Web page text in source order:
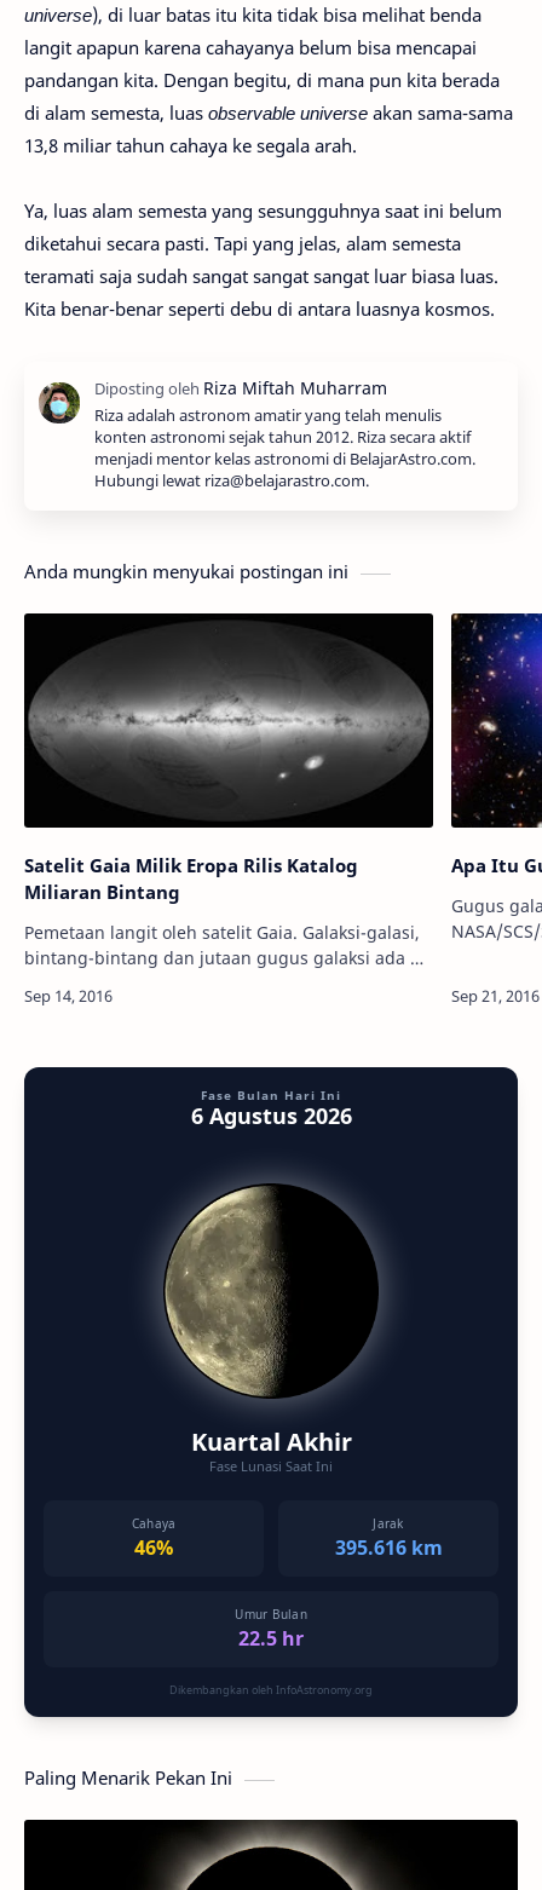
universe), di luar batas itu kita tidak bisa melihat benda
langit apapun karena cahayanya belum bisa mencapai
pandangan kita. Dengan begitu, di mana pun kita berada
di alam semesta, luas observable universe akan sama-sama
13,8 miliar tahun cahaya ke segala arah.
Ya, luas alam semesta yang sesungguhnya saat ini belum
diketahui secara pasti. Tapi yang jelas, alam semesta
teramati saja sudah sangat sangat sangat luar biasa luas.
Kita benar-benar seperti debu di antara luasnya kosmos.
Riza adalah astronom amatir yang telah menulis
konten astronomi sejak tahun 2012. Riza secara aktif
menjadi mentor kelas astronomi di BelajarAstro.com.
Hubungi lewat riza@belajarastro.com.
Anda mungkin menyukai postingan ini
Satelit Gaia Milik Eropa Rilis Katalog
Miliaran Bintang
Pemetaan langit oleh satelit Gaia. Galaksi-galasi,
bintang-bintang dan jutaan gugus galaksi ada di
waktu Indonesia, sate…
Apa Itu
Gugus
NASA/
sebag…
Fase Bulan Hari Ini
6 Agustus 2026
Kuartal Akhir
Fase Lunasi Saat Ini
Cahaya
46%
Jarak
395.616 km
Umur Bulan
22.5 hr
Dikembangkan oleh InfoAstronomy.org
Paling Menarik Pekan Ini